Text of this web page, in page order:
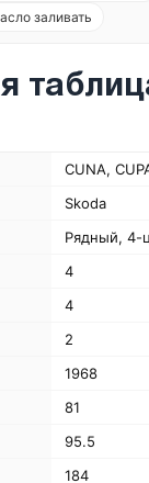
заливать
CUNA,
Skoda
Рядный, 4-
4
4
2
1968
81
95.5
184